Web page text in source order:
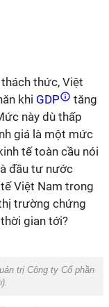
thức, Việt
khi GDP
tăng
này dù thấp
giá là một mức
tế toàn cầu nói
đầu tư nước
Việt Nam trong
trường chứng
gian tới?
trị Công ty Cổ phần
).